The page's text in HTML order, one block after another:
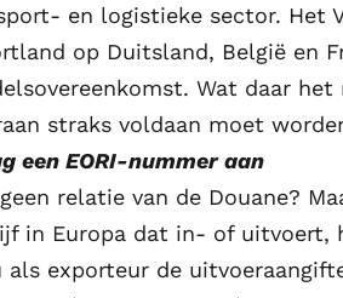
en logistieke sector. Het
op Duitsland, België en
Wat daar
straks voldaan moet
een EORI-nummer aan
relatie van de Douane?
in Europa dat in- of uitvoert,
als exporteur de